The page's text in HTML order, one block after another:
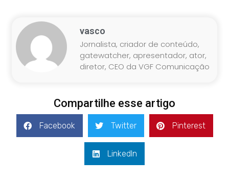
vasco
Jornalista, criador de conteúdo,
gatewatcher, apresentador, ator,
diretor, CEO da VGF Comunicação
Compartilhe esse artigo
Facebook Twitter Pinterest
LinkedIn